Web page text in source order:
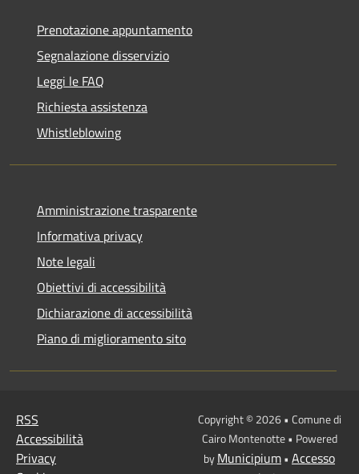
Prenotazione appuntamento
Segnalazione disservizio
Leggi le FAQ
Richiesta assistenza
Whistleblowing
Amministrazione trasparente
Informativa privacy
Note legali
Obiettivi di accessibilità
Dichiarazione di accessibilità
Piano di miglioramento sito
RSS
Accessibilità
Privacy
Copyright © 2026 • Comune di
Cairo Montenotte • Powered
byMunicipium• Accesso